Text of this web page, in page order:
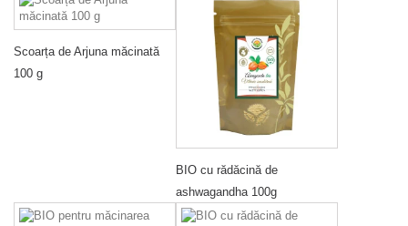
Scoarța de Arjuna măcinată
100 g
BIO cu rădăcină de
ashwagandha 100g